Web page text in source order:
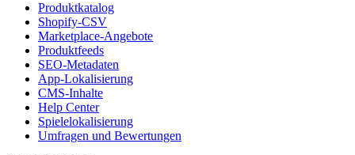
Produktkatalog
Shopify-CSV
Marketplace-Angebote
Produktfeeds
SEO-Metadaten
App-Lokalisierung
CMS-Inhalte
Help Center
Spielelokalisierung
Umfragen und Bewertungen